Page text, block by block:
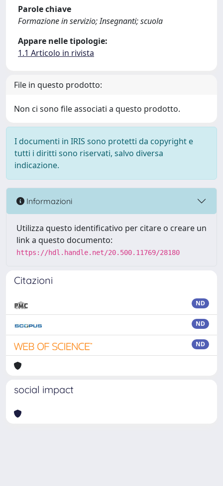
Parole chiave
Formazione in servizio; Insegnanti; scuola
Appare nelle tipologie:
1.1 Articolo in rivista
File in questo prodotto:
Non ci sono file associati a questo prodotto.
I documenti in IRIS sono protetti da copyright e
tutti i diritti sono riservati, salvo diversa
indicazione.
Informazioni
Utilizza questo identificativo per citare o creare un
link a questo documento:
https://hdl.handle.net/20.500.11769/28180
Citazioni
ND
ND
ND
social impact